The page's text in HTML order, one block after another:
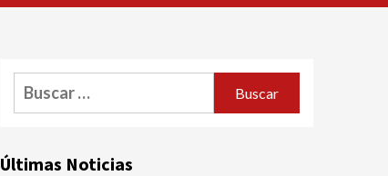
Buscar:
Últimas Noticias